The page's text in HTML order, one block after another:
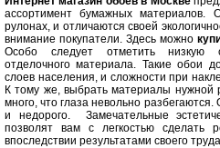
ассортимент бумажных материалов.
рулонах, и отличаются своей
внимание покупатели. Здесь можно
Особо следует отметить низкую
отделочного материала. Такие обои
слоев населения, и сложности при
К тому же, выбрать материалы нужной
много, что глаза невольно
и недорого. Замечательные
позволят вам с легкостью
впоследствии результатами своего